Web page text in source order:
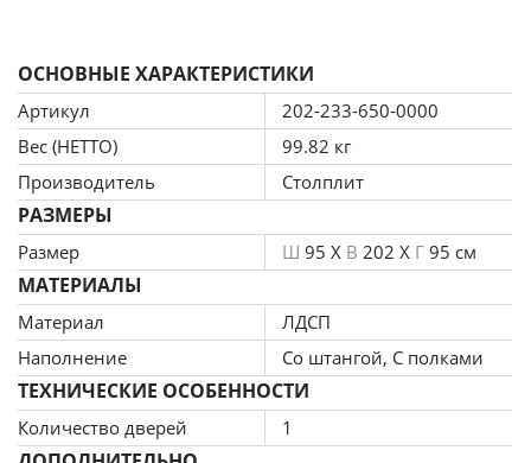
ОСНОВНЫЕ ХАРАКТЕРИСТИКИ
Артикул
202-233-650-0000
Вес (НЕТТО)
99.82 кг
Производитель
Столплит
РАЗМЕРЫ
Размер Ш 95 X В 202 X Г 95 см
МАТЕРИАЛЫ
Материал
ЛДСП
Наполнение
Со штангой, С полками
ТЕХНИЧЕСКИЕ ОСОБЕННОСТИ
Количество дверей 1